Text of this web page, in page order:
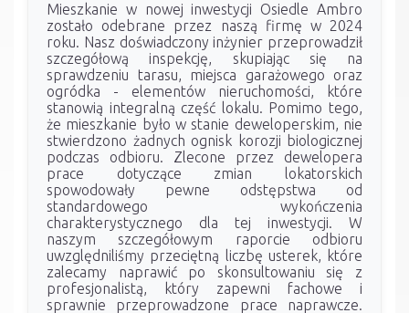
Mieszkanie w nowej inwestycji Osiedle Ambro
zostało odebrane przez naszą firmę w 2024
roku. Nasz doświadczony inżynier przeprowadził
szczegółową inspekcję, skupiając się na
sprawdzeniu tarasu, miejsca garażowego oraz
ogródka - elementów nieruchomości, które
stanowią integralną część lokalu. Pomimo tego,
że mieszkanie było w stanie deweloperskim, nie
stwierdzono żadnych ognisk korozji biologicznej
podczas odbioru. Zlecone przez dewelopera
prace dotyczące zmian lokatorskich
spowodowały pewne odstępstwa od
standardowego wykończenia
charakterystycznego dla tej inwestycji. W
naszym szczegółowym raporcie odbioru
uwzględniliśmy przeciętną liczbę usterek, które
zalecamy naprawić po skonsultowaniu się z
profesjonalistą, który zapewni fachowe i
sprawnie przeprowadzone prace naprawcze.